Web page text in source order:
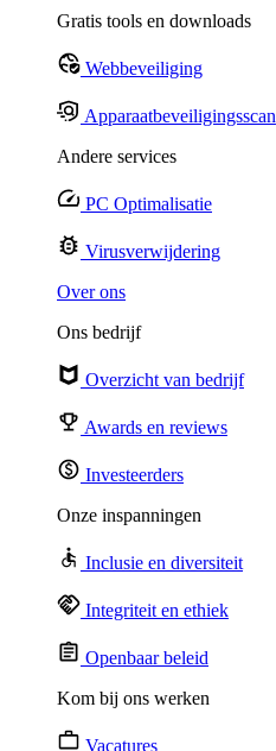
Gratis tools en downloads
Webbeveiliging
Apparaatbeveiligingsscan
Andere services
PC Optimalisatie
Virusverwijdering
Over ons
Ons bedrijf
Overzicht van bedrijf
Awards en reviews
Investeerders
Onze inspanningen
Inclusie en diversiteit
Integriteit en ethiek
Openbaar beleid
Kom bij ons werken
Vacatures